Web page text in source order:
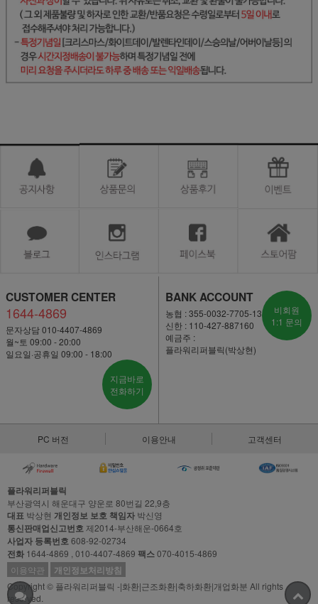
CUSTOMER CENTER
1644-4869
문자상담 010-4407-4869
월~토 09:00 - 20:00
일요일·공휴일 09:00 - 18:00
지금바로
전화하기
BANK ACCOUNT
농협 : 355-0032-7705-13
신한 : 110-427-887160
예금주 :
플라워리퍼블릭(박상현)
비회원
1:1 문의
PC 버전 이용안내 고객센터
플라워리퍼블릭
부산광역시 해운대구 양운로 80번길 22,9층
대표 박상현 개인정보 보호 책임자 박신영
통신판매업신고번호제2014-부산해운-0664호
사업자 등록번호608-92-02734
전화 1644-4869 , 010-4407-4869 팩스070-4015-4869
이용약관
개인정보처리방침
Copyright © 플라워리퍼블릭 -|화환|근조화환|축하화환|개업화분 All rights
reserved.